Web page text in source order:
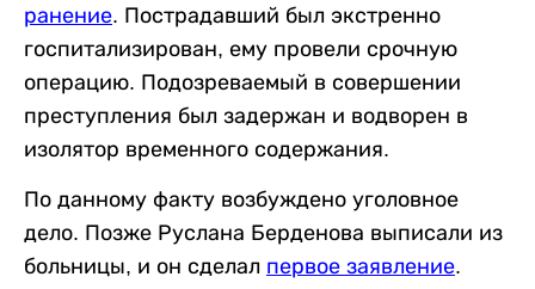
ранение. Пострадавший был экстренно
госпитализирован, ему провели срочную
операцию. Подозреваемый в совершении
преступления был задержан и водворен в
изолятор временного содержания.
По данному факту возбуждено уголовное
дело. Позже Руслана Берденова выписали из
больницы, и он сделал первое заявление.